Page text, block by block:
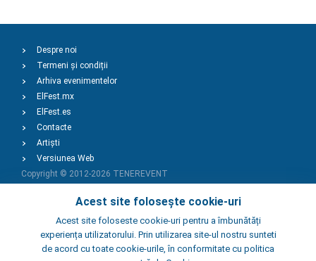
Acest site folosește cookie-uri
Acest site foloseste cookie-uri pentru a îmbunătăți
experiența utilizatorului. Prin utilizarea site-ul nostru sunteti
de acord cu toate cookie-urile, în conformitate cu politica
Despre noi
Termeni și condiții
Arhiva evenimentelor
ElFest.mx
ElFest.es
Contacte
Artiști
Versiunea Web
Copyright © 2012-2026 TENEREVENT
Adaugă Eveniment